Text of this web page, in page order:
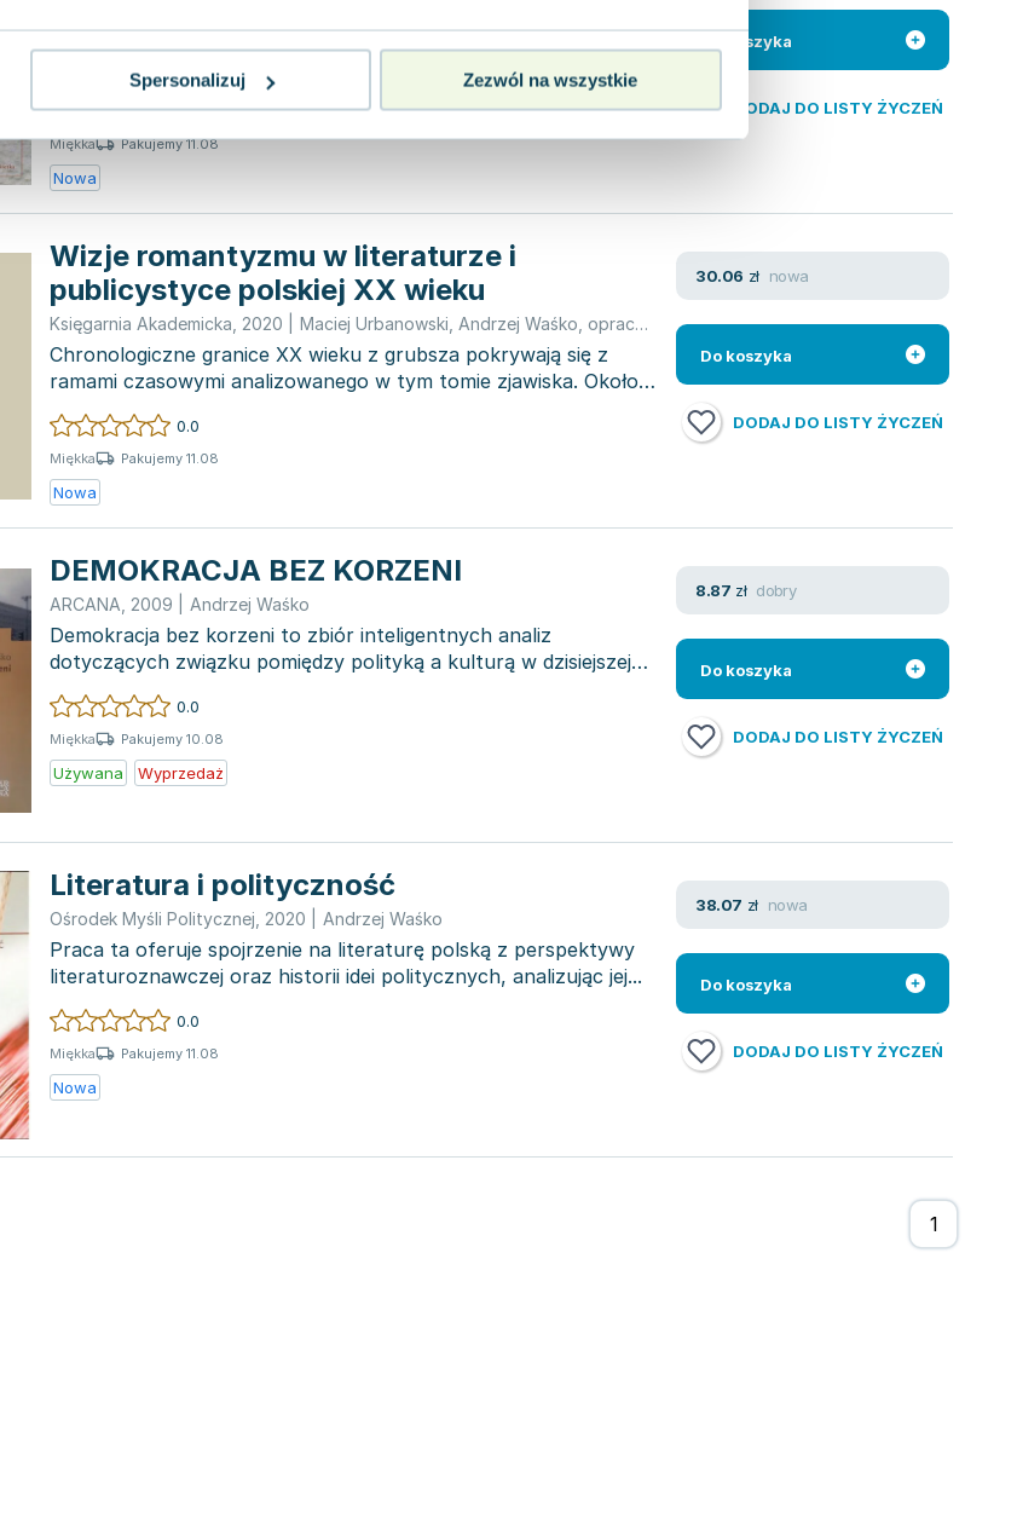
Spersonalizuj Zezwól na wszystkie
wynikiem sympozjum "Polska w Europie policentrycznej", które
zostało zo...
0.0
Miękka Pakujemy 11.08
Nowa
Do koszyka
DODAJ DO LISTY ŻYCZEŃ
Wizje romantyzmu w literaturze i
publicystyce polskiej XX wieku
Księgarnia Akademicka 2020 Maciej Urbanowski Andrzej Waśko opracowanie zbiorowe
Chronologiczne granice XX wieku z grubsza pokrywają się z
ramami czasowymi analizowanego w tym tomie zjawiska. Około
roku 1900 poj...
0.0
Miękka Pakujemy 11.08
Nowa
30.06 zł nowa
Do koszyka
DODAJ DO LISTY ŻYCZEŃ
DEMOKRACJA BEZ KORZENI
ARCANA 2009 Andrzej Waśko
Demokracja bez korzeni to zbiór inteligentnych analiz
dotyczących związku pomiędzy polityką a kulturą w dzisiejszej
Polsce. Praca...
0.0
Miękka Pakujemy 10.08
Używana Wyprzedaż
8.87 zł dobry
Do koszyka
DODAJ DO LISTY ŻYCZEŃ
Literatura i polityczność
Ośrodek Myśli Politycznej 2020 Andrzej Waśko
Praca ta oferuje spojrzenie na literaturę polską z perspektywy
literaturoznawczej oraz historii idei politycznych, analizując jej...
0.0
Miękka Pakujemy 11.08
Nowa
38.07 zł nowa
Do koszyka
DODAJ DO LISTY ŻYCZEŃ